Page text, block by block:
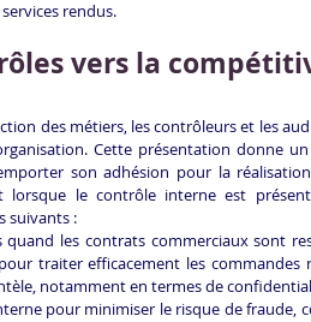
rendus.
vers la
des métiers, les contrôleurs et les
Cette présentation donne
son adhésion pour la
le contrôle interne est
suivants :
les contrats commerciaux sont
traiter efficacement les commandes
notamment en termes de
pour minimiser le risque de fraude,